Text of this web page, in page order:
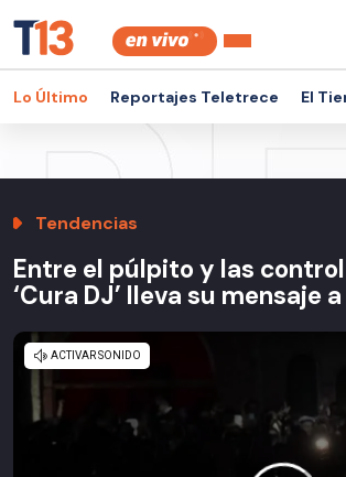
Lo Último Reportajes Teletrece El
Tendencias
Entre el púlpito y las
‘Cura DJ’ lleva su mensaje